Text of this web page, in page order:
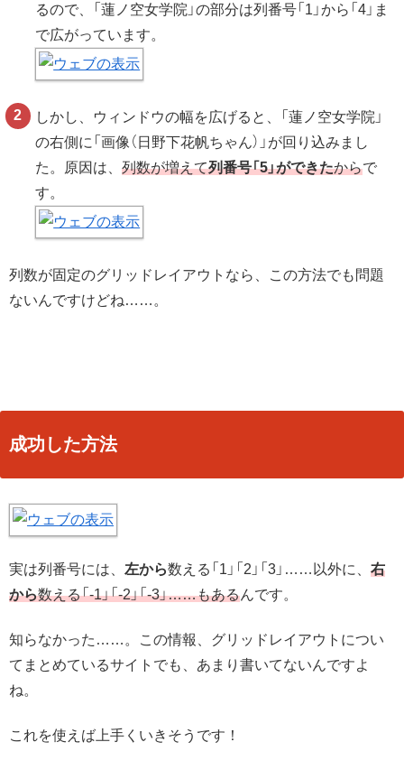
るので、「蓮ノ空女学院」の部分は列番号「1」から「4」ま
で広がっています。
しかし、ウィンドウの幅を広げると、「蓮ノ空女学院」
の右側に「画像（日野下花帆ちゃん）」が回り込みまし
た。原因は、列数が増えて列番号「5」ができたからで
す。
列数が固定のグリッドレイアウトなら、この方法でも問題
ないんですけどね……。
成功した方法
実は列番号には、 左から数える「1」「2」「3」……以外に、 右
から数える「-1」「-2」「-3」……もあるんです。
知らなかった……。この情報、グリッドレイアウトについ
てまとめているサイトでも、あまり書いてないんですよ
ね。
これを使えば上手くいきそうです！